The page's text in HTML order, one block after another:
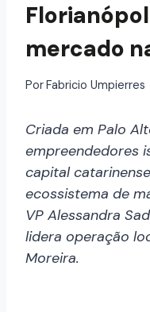
mercado
Por Fabricio Umpierres
Criada em Palo
empreendedores
capital
ecossistema de
VP Alessandra
lidera operação
Moreira.